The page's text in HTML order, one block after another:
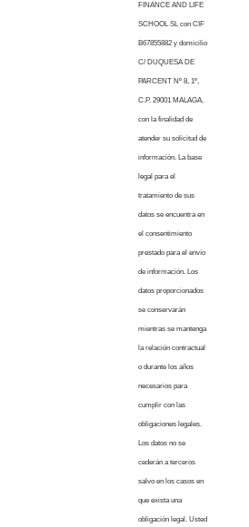
FINANCE AND LIFE
SCHOOL SL con CIF
B67855882 y domicilio
C/ DUQUESA DE
PARCENT Nº 8, 1º,
C.P. 29001 MALAGA,
con la finalidad de
atender su solicitud de
información. La base
legal para el
tratamiento de sus
datos se encuentra en
el consentimiento
prestado para el envío
de información. Los
datos proporcionados
se conservarán
mientras se mantenga
la relación contractual
o durante los años
necesarios para
cumplir con las
obligaciones legales.
Los datos no se
cederán a terceros
salvo en los casos en
que exista una
obligación legal. Usted